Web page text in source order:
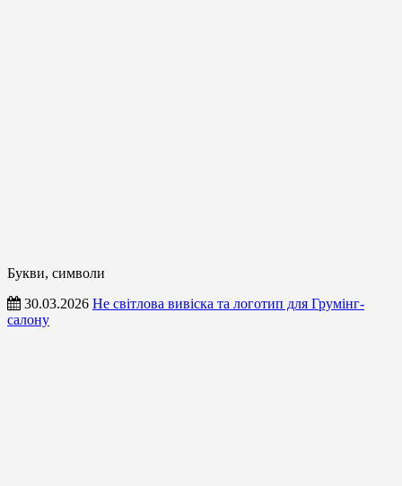
Букви, символи
30.03.2026 Не світлова вивіска та логотип для Грумінг-
салону